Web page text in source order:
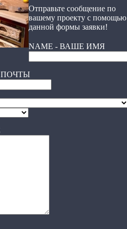
Отправьте сообщение по
вашему проекту с помощью
данной формы заявки!
NAME - ВАШЕ ИМЯ
ПОЧТЫ